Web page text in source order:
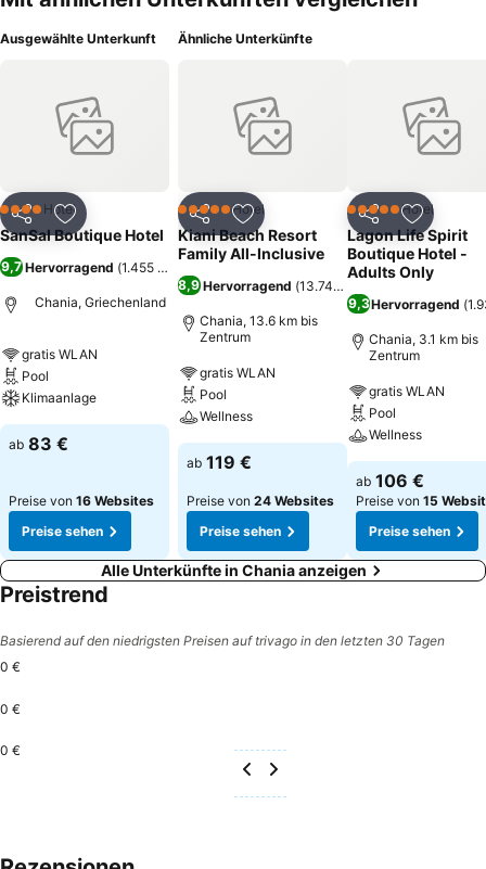
Ausgewählte Unterkunft
Teilen Zu Favoriten hinzufügen
4 SterneHotel
SanSal Boutique Hotel
9,7Hervorragend (1.455 Bewertungen
Chania, Griechenland
gratis WLAN
Pool
Klimaanlage
ab 83 €
Preise von 16 Websites
Preise sehen
Ähnliche Unterkünfte
Teilen Zu Favoriten hinzufügen
5 Sterne Hotel
Kiani Beach Resort
Family All-Inclusive
8,9 Hervorragend (13.749 Bewertungen )
Chania, 13.6 km bis
Zentrum
gratis WLAN
Pool
Wellness
ab 119 €
Preise von 24 Websites
Preise sehen
Teilen Zu
5 Sterne Hotel
Lagon Life Spirit
Boutique Hotel -
Adults Only
9,3Hervorragend (
Chania, 3.1 km bis
Zentrum
gratis WLAN
Pool
Wellness
ab 106 €
Preise von 15
Preise sehen
Alle Unterkünfte in Chania anzeigen
Preistrend
Basierend auf den niedrigsten Preisen auf trivago in den letzten 30 Tagen
0 €
0 €
0 €